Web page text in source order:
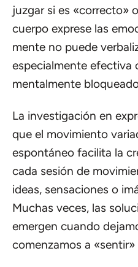
juzgar si es «correcto»
cuerpo exprese las
mente no puede
especialmente efectiva
mentalmente
La investigación en
que el movimiento
espontáneo facilita la
cada sesión de
ideas, sensaciones o
Muchas veces, las
emergen cuando
comenzamos a